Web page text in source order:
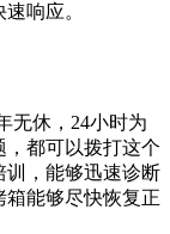
响应。
无休，24小时为
都可以拨打这个
训，能够迅速诊断
箱能够尽快恢复正